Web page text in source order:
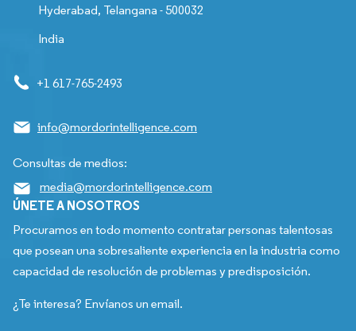
Hyderabad, Telangana - 500032
India
+1 617-765-2493
info@mordorintelligence.com
Consultas de medios:
media@mordorintelligence.com
ÚNETE A NOSOTROS
Procuramos en todo momento contratar personas talentosas
que posean una sobresaliente experiencia en la industria como
capacidad de resolución de problemas y predisposición.
¿Te interesa? Envíanos un email.